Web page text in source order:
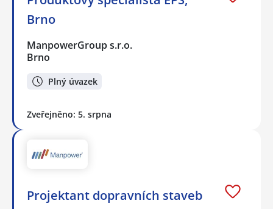
Brno
ManpowerGroup s.r.o.
Brno
Plný úvazek
Zveřejněno: 5. srpna
Projektant dopravních staveb